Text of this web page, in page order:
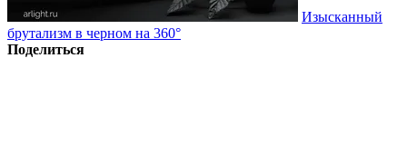
Изысканный
брутализм в черном на 360°
Поделиться